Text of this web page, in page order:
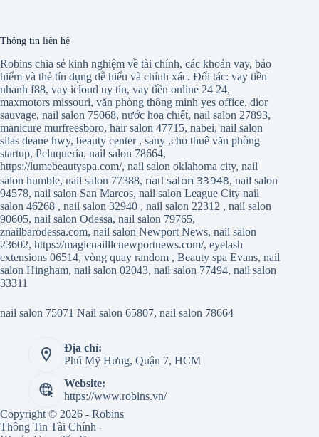
Thông tin liên hệ
Robins chia sẻ kinh nghiệm về tài chính, các khoản vay, bảo
hiểm và thẻ tín dụng dễ hiểu và chính xác. Đối tác: vay tiền
nhanh f88, vay icloud uy tín, vay tiền online 24 24,
maxmotors missouri, văn phòng thông minh yes office, dior
sauvage, nail salon 75068, nước hoa chiết, nail salon 27893,
manicure murfreesboro, hair salon 47715, nabei, nail salon
silas deane hwy, beauty center, sany ,cho thuê văn phòng
startup, Peluquería, nail salon 78664,
https://lumebeautyspa.com/, nail salon oklahoma city, nail
salon humble, nail salon 77388, nail salon 33948,nail salon
94578, nail salon San Marcos, nail salon League City nail
salon 46268 , nail salon 32940 , nail salon 22312 , nail salon
90605, nail salon Odessa, nail salon 79765,
znailbarodessa.com, nail salon Newport News, nail salon
23602, https://magicnailllcnewportnews.com/, eyelash
extensions 06514, vòng quay random , Beauty spa Evans, nail
salon Hingham, nail salon 02043, nail salon 77494, nail salon
33311
nail salon 75071 Nail salon 65807, nail salon 78664
Địa chỉ:
Phú Mỹ Hưng, Quận 7, HCM
Website:
https://www.robins.vn/
Copyright © 2026 - Robins
Thông Tin Tài Chính -